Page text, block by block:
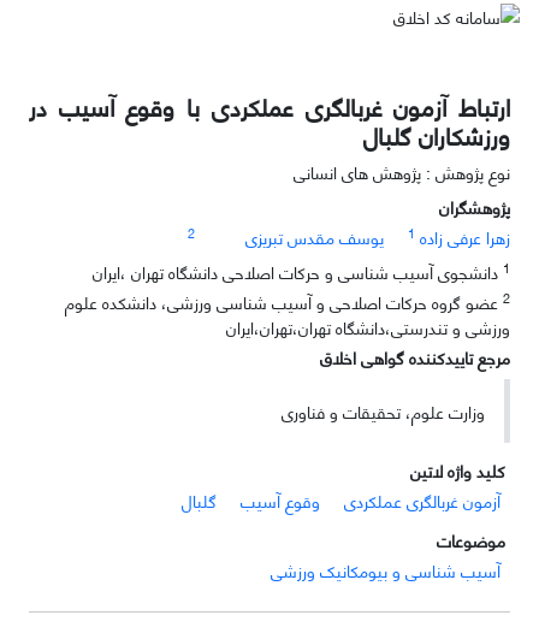
ارتباط آزمون غربالگری عملکردی با وقوع آسیب در
ورزشکاران گلبال
نوع پژوهش : پژوهش های انسانی
پژوهشگران
زهرا عرفی زاده 1 یوسف مقدس تبریزی
2
1 دانشجوی آسیب شناسی و حرکات اصلاحی دانشگاه تهران ،ایران
2 عضو گروه حرکات اصلاحی و آسیب شناسی ورزشی، دانشکده علوم
ورزشی و تندرستی،دانشگاه تهران،تهران،ایران
مرجع تاییدکننده گواهی اخلاق
وزارت علوم، تحقیقات و فناوری
کلید واژه لاتین
آزمون غربالگری عملکردی
وقوع آسیب
گلبال
موضوعات
آسیب شناسی و بیومکانیک ورزشی